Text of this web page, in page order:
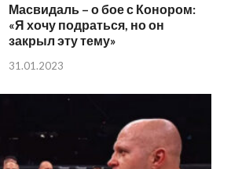
Масвидаль – о бое с Конором:
«Я хочу подраться, но он
закрыл эту тему»
31.01.2023